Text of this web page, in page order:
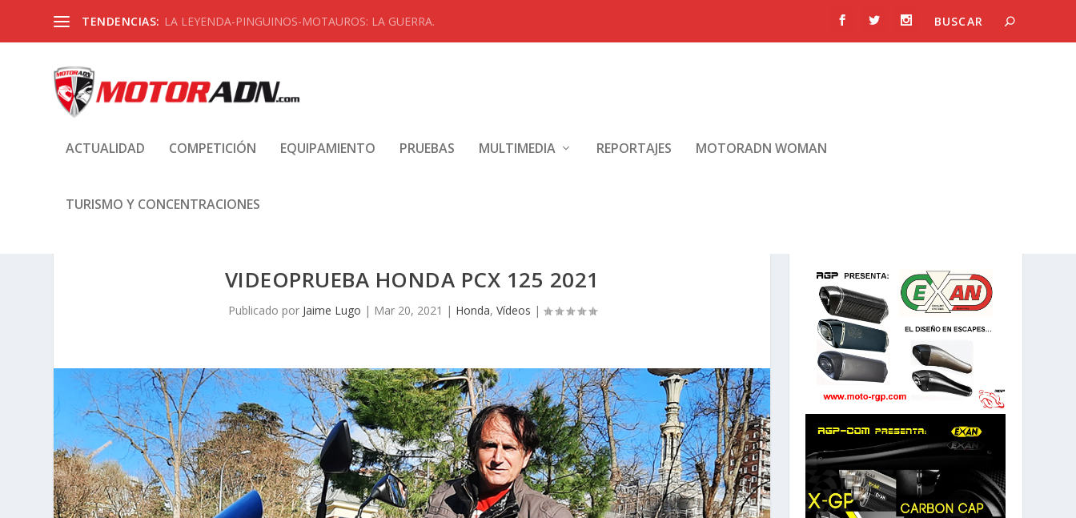
TENDENCIAS: LA LEYENDA-PINGUINOS-MOTAUROS: LA GUERRA.
ACTUALIDAD COMPETICIÓN EQUIPAMIENTO PRUEBAS MULTIMEDIA REPORTAJES MOTORADN WOMAN
TURISMO Y CONCENTRACIONES
VIDEOPRUEBA HONDA PCX 125 2021
Publicado por Jaime Lugo | Mar 20, 2021 | Honda, Vídeos |